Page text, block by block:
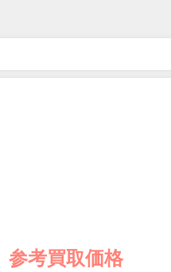
参考買取価格